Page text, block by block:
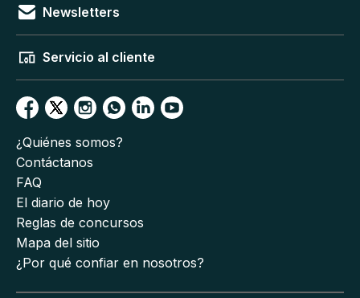
Newsletters
Servicio al cliente
¿Quiénes somos?
Contáctanos
FAQ
El diario de hoy
Reglas de concursos
Mapa del sitio
¿Por qué confiar en nosotros?